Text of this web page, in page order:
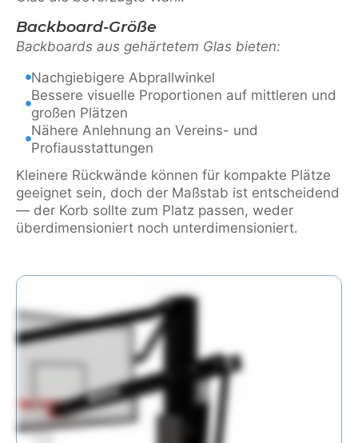
Backboard-Größe
Backboards aus gehärtetem Glas bieten:
Nachgiebigere Abprallwinkel
Bessere visuelle Proportionen auf mittleren und
großen Plätzen
Nähere Anlehnung an Vereins- und
Profiausstattungen
Kleinere Rückwände können für kompakte Plätze
geeignet sein, doch der Maßstab ist entscheidend
— der Korb sollte zum Platz passen, weder
überdimensioniert noch unterdimensioniert.